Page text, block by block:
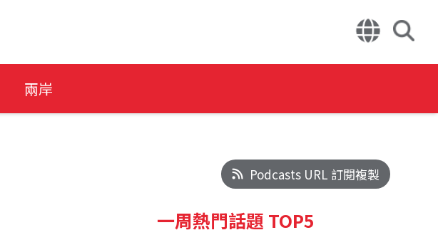
兩岸
Podcasts URL 訂閱複製
一周熱門話題 TOP5